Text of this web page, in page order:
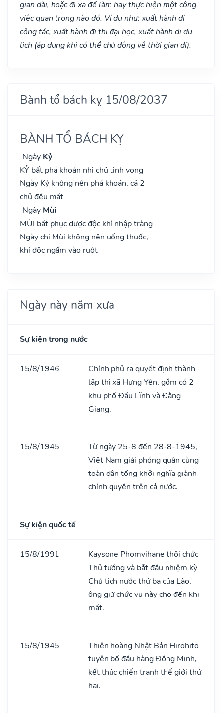
gian dài, hoặc đi xa để làm hay thực hiện một công
việc quan trọng nào đó. Ví dụ như: xuất hành đi
công tác, xuất hành đi thi đại học, xuất hành di du
lịch (áp dụng khi có thể chủ động về thời gian đi).
Bành tổ bách kỵ 15/08/2037
BÀNH TỔ BÁCH KỴ
Ngày Kỷ
KỶ bất phá khoán nhị chủ tịnh vong
Ngày Kỷ không nên phá khoán, cả 2
chủ đều mất
Ngày Mùi
MÙI bất phục dược độc khí nhập tràng
Ngày chi Mùi không nên uống thuốc,
khí độc ngấm vào ruột
Ngày này năm xưa
Sự kiện trong nước
15/8/1946
Chính phủ ra quyết định thành
lập thị xã Hưng Yên, gồm có 2
khu phố Đầu Lĩnh và Đằng
Giang.
15/8/1945
Từ ngày 25-8 đến 28-8-1945,
Việt Nam giải phóng quân cùng
toàn dân tổng khởi nghĩa giành
chính quyền trên cả nước.
Sự kiện quốc tế
15/8/1991
Kaysone Phomvihane thôi chức
Thủ tướng và bắt đầu nhiệm kỳ
Chủ tịch nước thứ ba của Lào,
ông giữ chức vụ này cho đến khi
mất.
15/8/1945
Thiên hoàng Nhật Bản Hirohito
tuyên bố đầu hàng Đồng Minh,
kết thúc chiến tranh thế giới thứ
hai.